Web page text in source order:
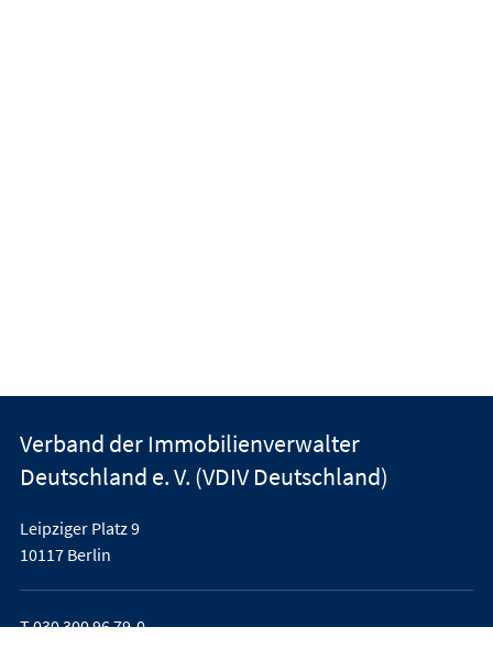
Verband der Immobilienverwalter
Deutschland e. V. (VDIV Deutschland)
Leipziger Platz 9
10117 Berlin
T030 300 96 79-0